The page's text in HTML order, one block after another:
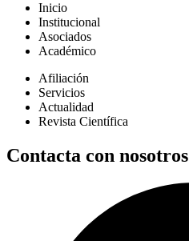
Inicio
Institucional
Asociados
Académico
Afiliación
Servicios
Actualidad
Revista Científica
Contacta con nosotros